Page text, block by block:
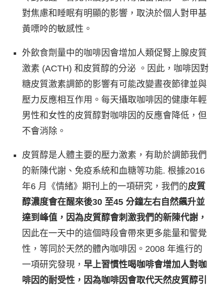
對焦慮和睡眠有明顯的影響，取決於個人對甲基
黃嘌呤的敏感性。
外飲食劑量中的咖啡因會增加人類促腎上腺皮質
激素 (ACTH) 和皮質醇的分泌 。因此，咖啡因對
糖皮質激素調節的影響有可能改變晝夜節律並與
壓力反應相互作用。每天攝取咖啡因的健康年輕
男性和女性的皮質醇對咖啡因的反應會降低，但
不會消除。
皮質醇是人體主要的壓力激素，有助於調節我們
的新陳代謝、免疫系統和血糖等功能. 根據2016
年6 月《情緒》期刊上的一項研究，我們的皮質
醇濃度會在醒來後30 至45 分鐘左右自然飆升並
達到峰值 ，因為皮質醇會刺激我們的新陳代謝，
因此在一天中的這個時段會帶來更多能量和警覺
性，等同於天然的體內咖啡因。2008 年進行的
一項研究發現， 早上習慣性喝咖啡會增加人對咖
啡因的耐受性，因為咖啡因會取代天然皮質醇引